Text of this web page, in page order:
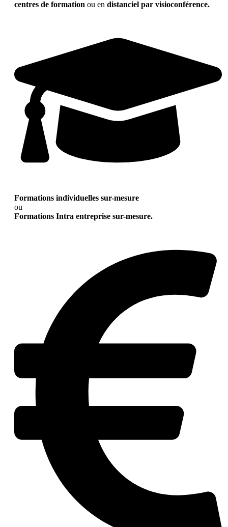
centres de formation ou en distanciel par visioconférence.
Formations individuelles sur-mesure
ou
Formations Intra entreprise sur-mesure.